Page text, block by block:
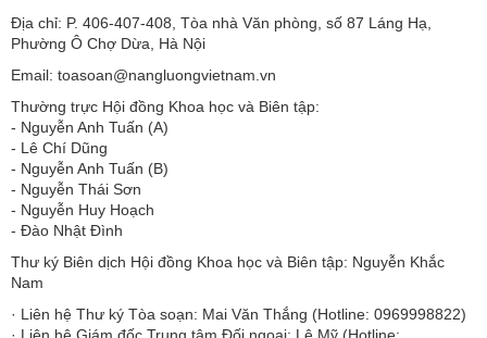
Địa chỉ: P. 406-407-408, Tòa nhà Văn phòng, số 87 Láng Hạ,
Phường Ô Chợ Dừa, Hà Nội
Email: toasoan@nangluongvietnam.vn
Thường trực Hội đồng Khoa học và Biên tập:
​​​​​​- Nguyễn Anh Tuấn (A)
- Lê Chí Dũng
- Nguyễn Anh Tuấn (B)
- Nguyễn Thái Sơn
- Nguyễn Huy Hoạch
- Đào Nhật Đình
Thư ký Biên dịch Hội đồng Khoa học và Biên tập: Nguyễn Khắc
Nam
· Liên hệ Thư ký Tòa soạn: Mai Văn Thắng (Hotline: 0969998822)